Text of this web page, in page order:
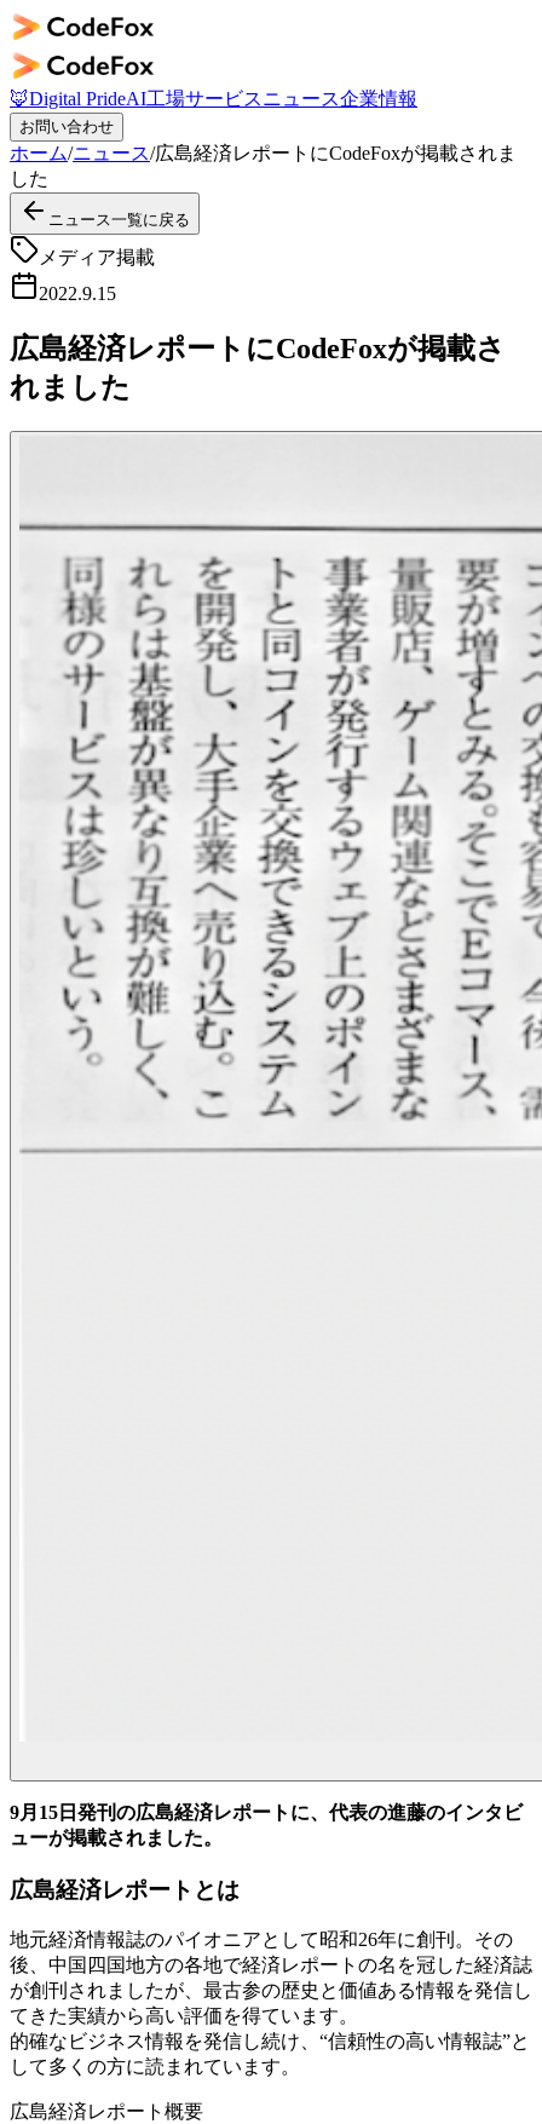
🦊Digital PrideAI工場サービスニュース企業情報
お問い合わせ
ホーム/ニュース/広島経済レポートにCodeFoxが掲載されま
した
ニュース一覧に戻る
メディア掲載
2022.9.15
広島経済レポートにCodeFoxが掲載さ
れました
9月15日発刊の広島経済レポートに、代表の進藤のインタビ
ューが掲載されました。
広島経済レポートとは
地元経済情報誌のパイオニアとして昭和26年に創刊。その
後、中国四国地方の各地で経済レポートの名を冠した経済誌
が創刊されましたが、最古参の歴史と価値ある情報を発信し
てきた実績から高い評価を得ています。
的確なビジネス情報を発信し続け、“信頼性の高い情報誌”と
して多くの方に読まれています。
広島経済レポート概要